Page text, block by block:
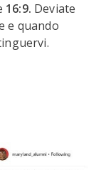
16:9. Deviate
e quando